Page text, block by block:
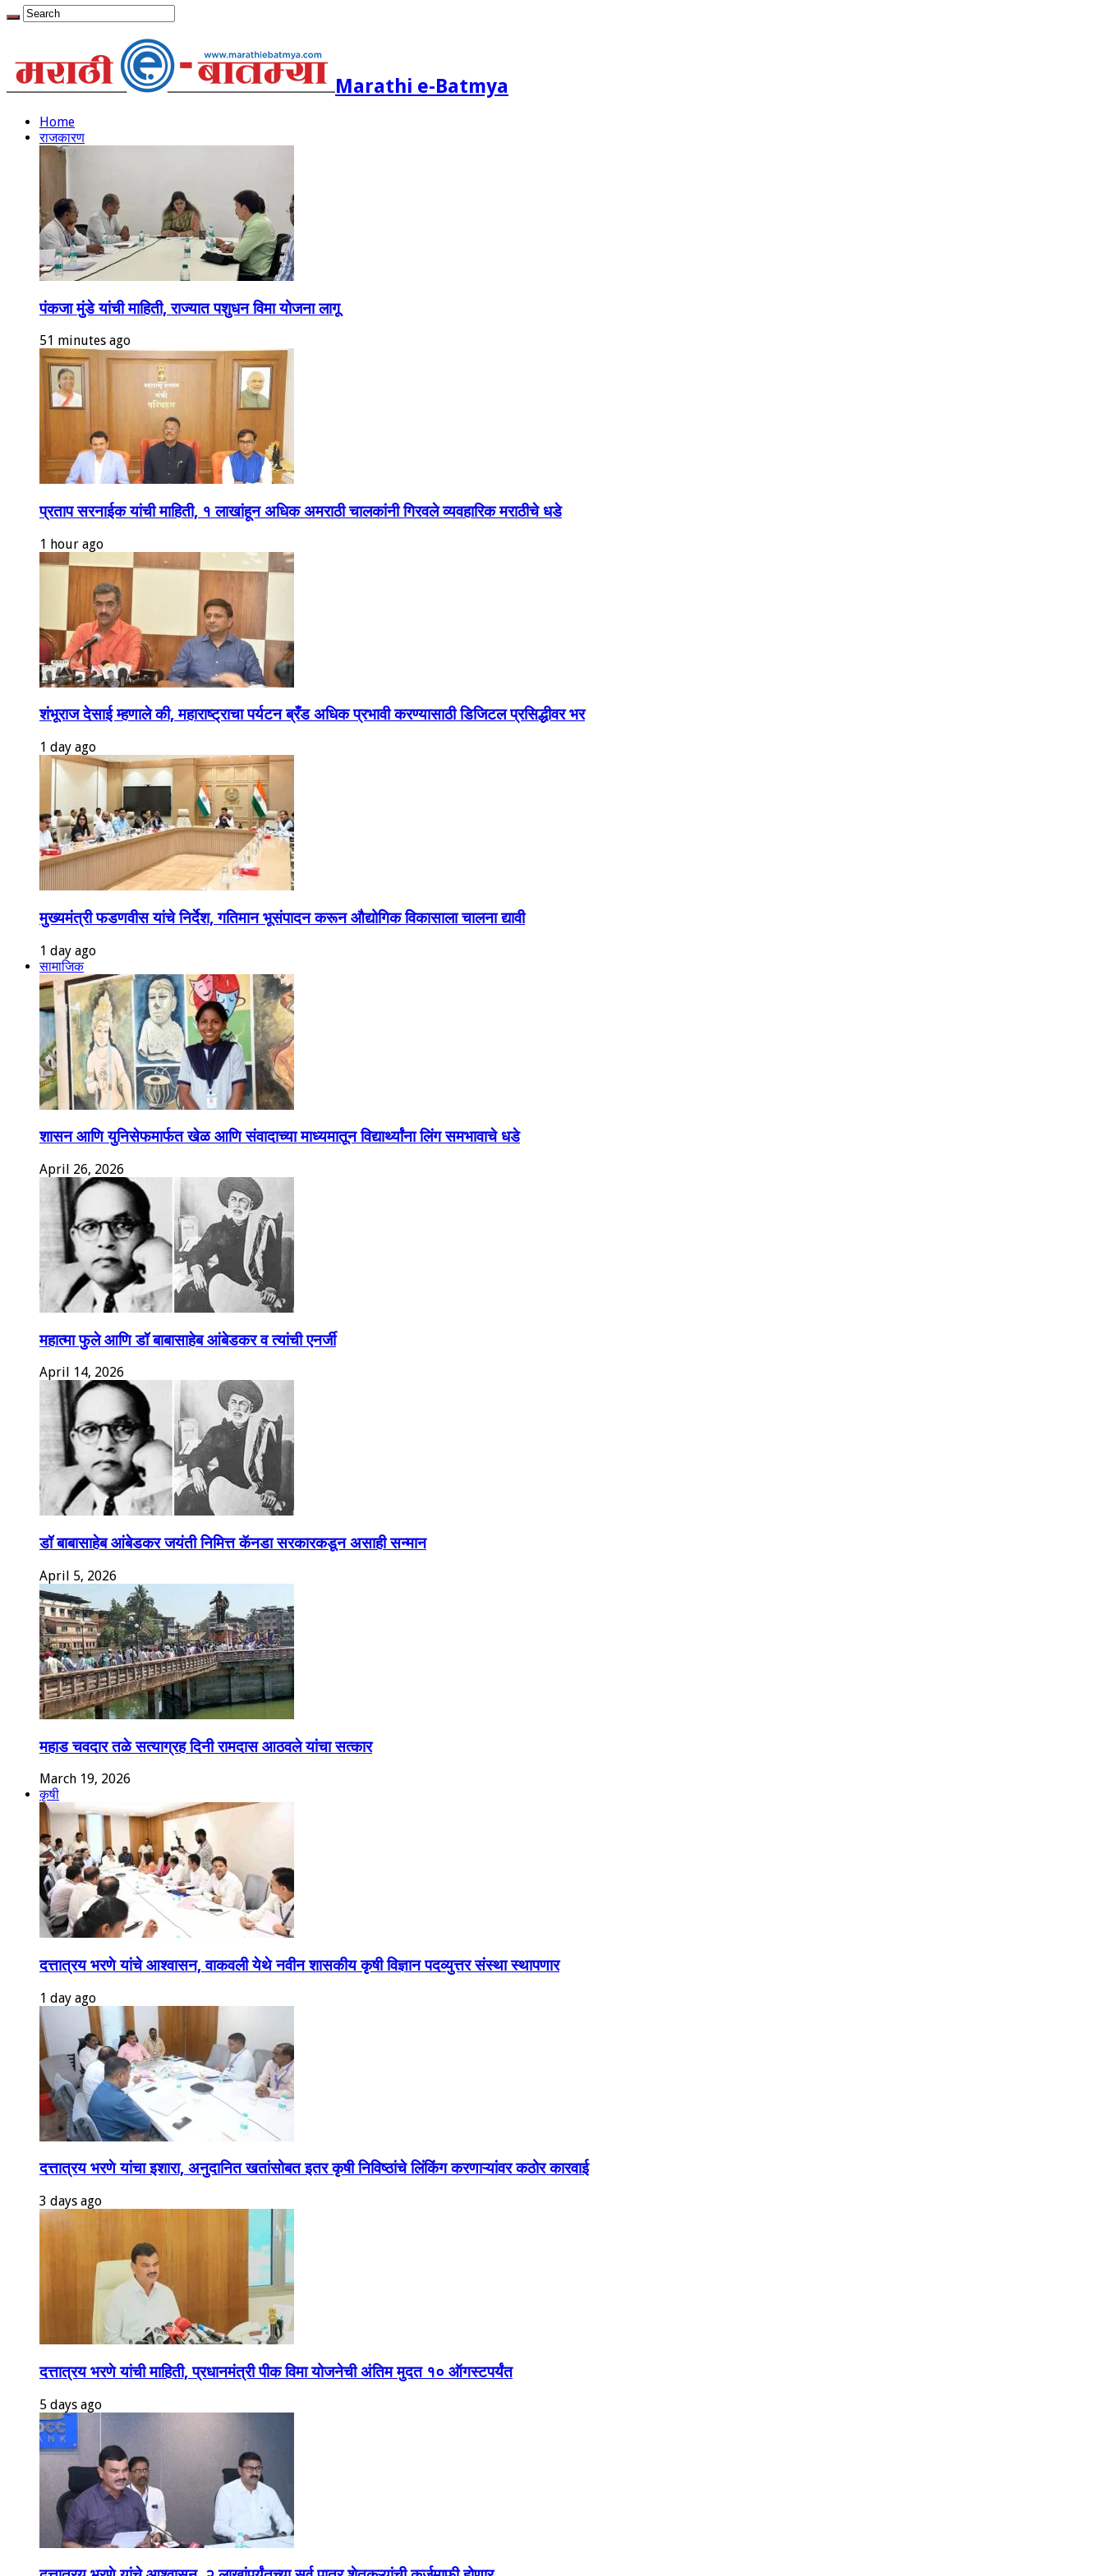
Marathi e-Batmya
Home
राजकारण
पंकजा मुंडे यांची माहिती, राज्यात पशुधन विमा योजना लागू
51 minutes ago
प्रताप सरनाईक यांची माहिती, १ लाखांहून अधिक अमराठी चालकांनी गिरवले व्यवहारिक मराठीचे धडे
1 hour ago
शंभूराज देसाई म्हणाले की, महाराष्ट्राचा पर्यटन ब्रँड अधिक प्रभावी करण्यासाठी डिजिटल प्रसिद्धीवर भर
1 day ago
मुख्यमंत्री फडणवीस यांचे निर्देश, गतिमान भूसंपादन करून औद्योगिक विकासाला चालना द्यावी
1 day ago
सामाजिक
शासन आणि युनिसेफमार्फत खेळ आणि संवादाच्या माध्यमातून विद्यार्थ्यांना लिंग समभावाचे धडे
April 26, 2026
महात्मा फुले आणि डॉ बाबासाहेब आंबेडकर व त्यांची एनर्जी
April 14, 2026
डॉ बाबासाहेब आंबेडकर जयंती निमित्त कॅनडा सरकारकडून असाही सन्मान
April 5, 2026
महाड चवदार तळे सत्याग्रह दिनी रामदास आठवले यांचा सत्कार
March 19, 2026
कृषी
दत्तात्रय भरणे यांचे आश्वासन, वाकवली येथे नवीन शासकीय कृषी विज्ञान पदव्युत्तर संस्था स्थापणार
1 day ago
दत्तात्रय भरणे यांचा इशारा, अनुदानित खतांसोबत इतर कृषी निविष्ठांचे लिंकिंग करणाऱ्यांवर कठोर कारवाई
3 days ago
दत्तात्रय भरणे यांची माहिती, प्रधानमंत्री पीक विमा योजनेची अंतिम मुदत १० ऑगस्टपर्यंत
5 days ago